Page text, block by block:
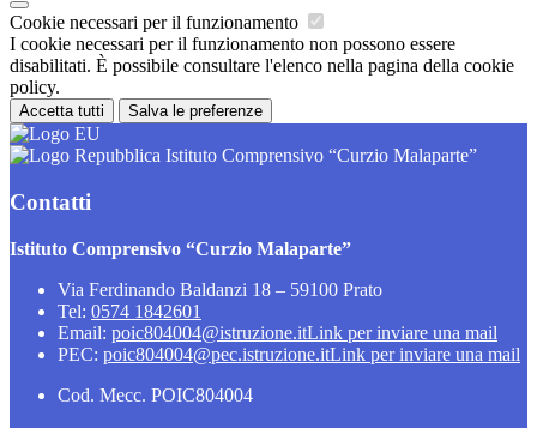
Cookie necessari per il funzionamento
I cookie necessari per il funzionamento non possono essere
disabilitati. È possibile consultare l'elenco nella pagina della cookie
policy.
Accetta tutti Salva le preferenze
Istituto Comprensivo “Curzio Malaparte”
Contatti
Istituto Comprensivo “Curzio Malaparte”
Via Ferdinando Baldanzi 18 – 59100 Prato
Tel: 0574 1842601
Email: poic804004@istruzione.itLink per inviare una mail
PEC: poic804004@pec.istruzione.itLink per inviare una mail
Cod. Mecc. POIC804004